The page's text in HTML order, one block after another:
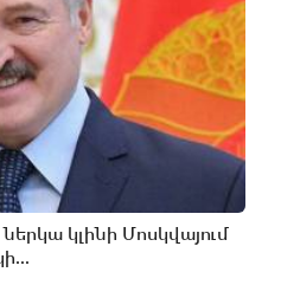
կլինի Մոսկվայում